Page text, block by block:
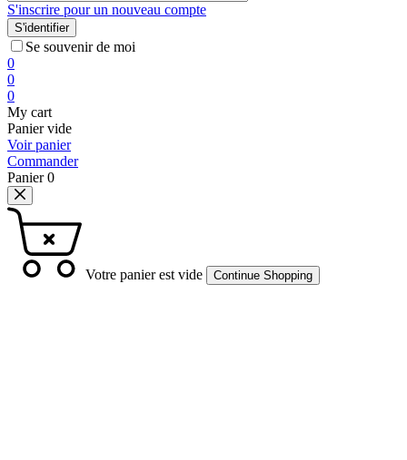
S'inscrire pour un nouveau compte
S'identifier
Se souvenir de moi
0
0
0
My cart
Panier vide
Voir panier
Commander
Panier0
Votre panier est vide Continue Shopping